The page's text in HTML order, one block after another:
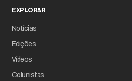
EXPLORAR
Notícias
Edições
Vídeos
Colunistas